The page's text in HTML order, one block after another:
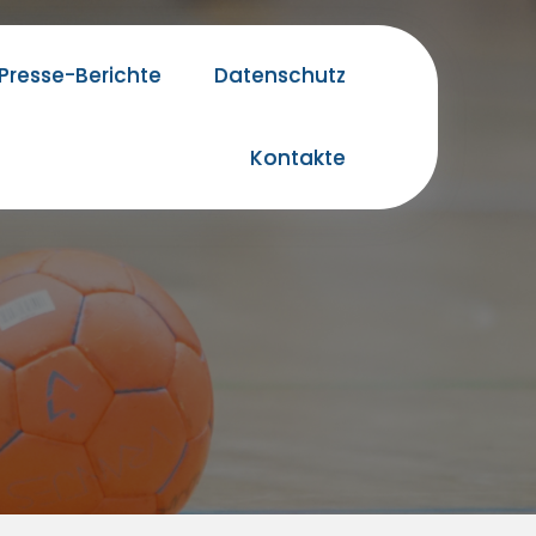
Berichte Datenschutz
Kontakte